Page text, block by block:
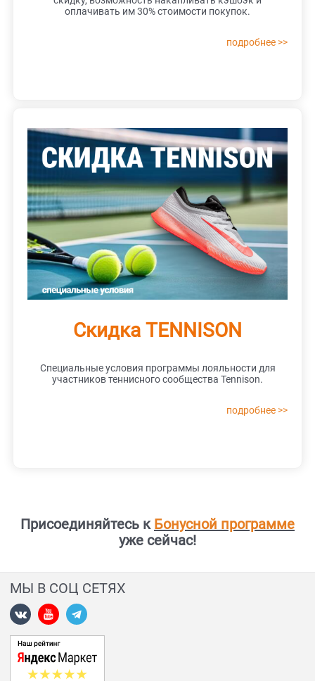
оплачивать им 30% стоимости покупок.
подробнее >>
Скидка TENNISON
Специальные условия программы лояльности для
участников теннисного сообщества Tennison.
подробнее >>
Присоединяйтесь к Бонусной программе
уже сейчас!
МЫ В СОЦ СЕТЯХ